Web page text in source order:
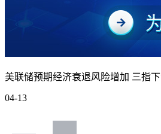
美联储预期经济衰退风险增加 三指
04-13